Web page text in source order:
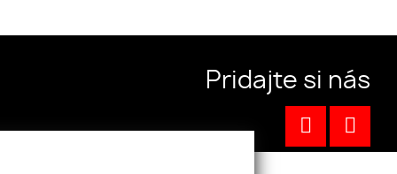
Pridajte si nás